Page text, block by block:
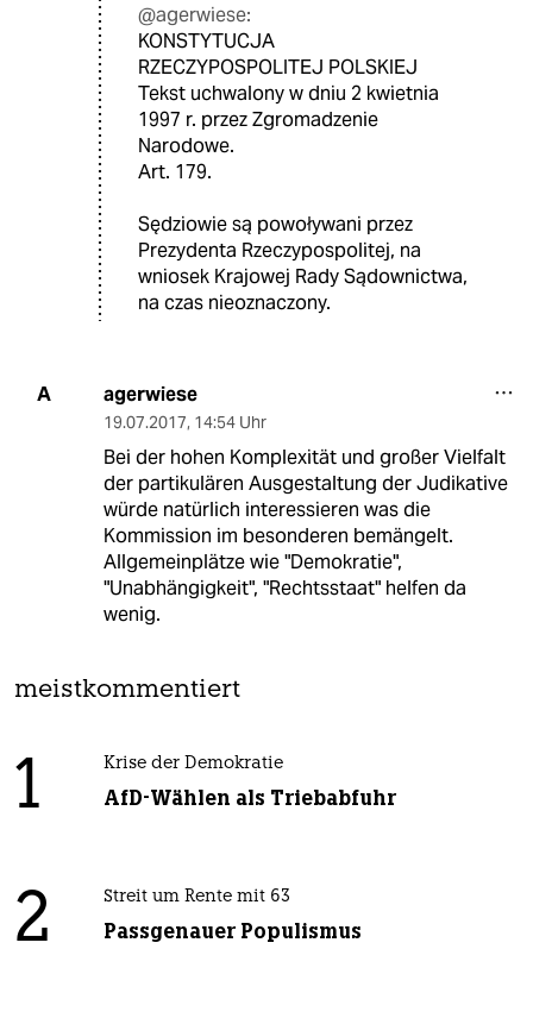
@agerwiese:
KONSTYTUCJA
RZECZYPOSPOLITEJ POLSKIEJ
Tekst uchwalony w dniu 2 kwietnia
1997 r. przez Zgromadzenie
Narodowe.
Art. 179.
Sędziowie są powoływani przez
Prezydenta Rzeczypospolitej, na
wniosek Krajowej Rady Sądownictwa,
na czas nieoznaczony.
A agerwiese
19.07.2017, 14:54 Uhr
Bei der hohen Komplexität und großer Vielfalt
der partikulären Ausgestaltung der Judikative
würde natürlich interessieren was die
Kommission im besonderen bemängelt.
Allgemeinplätze wie "Demokratie",
"Unabhängigkeit", "Rechtsstaat" helfen da
wenig.
meistkommentiert
1 Krise der Demokratie
AfD-Wählen als Triebabfuhr
2 Streit um Rente mit 63
Passgenauer Populismus